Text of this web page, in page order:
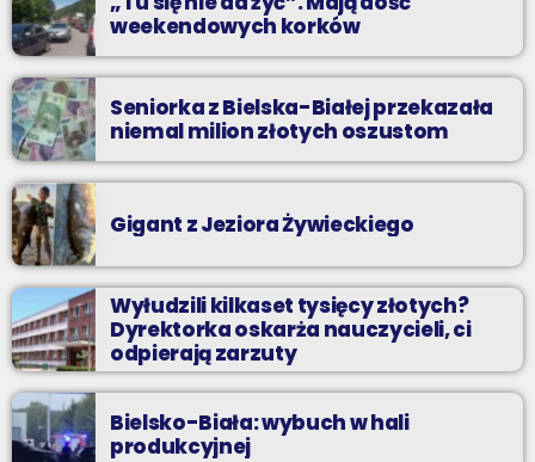
weekendowych korków
Seniorka z Bielska-Białej przekazała
niemal milion złotych oszustom
Gigant z Jeziora Żywieckiego
Wyłudzili kilkaset tysięcy złotych?
Dyrektorka oskarża nauczycieli, ci
odpierają zarzuty
Bielsko-Biała: wybuch w hali
produkcyjnej